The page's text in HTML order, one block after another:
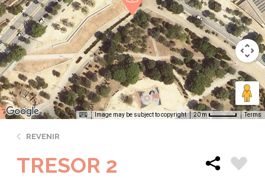
Image may be subject to copyright 20 m Terms
REVENIR
TRESOR 2